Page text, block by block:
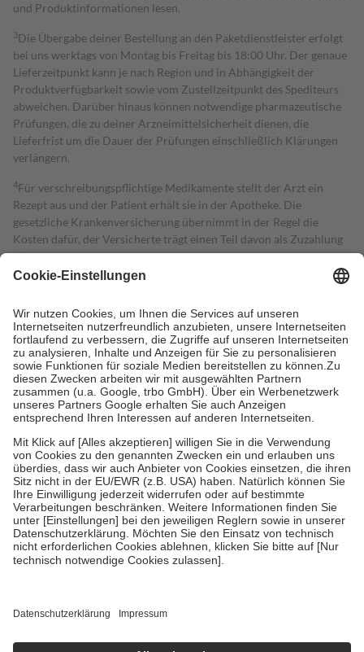
und Produktinformationen lesen.
3Die Übergabe deiner Bestellung an den Paketdienstleister erfolgt
bei uns werktags von Montag bis Freitag bis 18:00 Uhr. Der genaue
Lieferzeitpunkt kann je nach Region und in Abhängigkeit der
Produktverfügbarkeit sowie vom Zustellzeitpunkt des Spediteurs
abweichen. Darüber hinaus können notwendige pharmazeutische
Prüfungen, die zu deiner Arzneimittelsicherheit dienen, die
Lieferfrist um die Dauer der Prüfungen einschließlich Klärungen
verlängern.
4Für verschreibungspflichtige Medikamente stellt der Arzt ein
Rezept aus und der Patient erhält sie in der Apotheke. Die
gesetzliche Krankenversicherung übernimmt in der Regel die
Kosten dafür, der Versicherte trägt einen Teil davon als Zuzahlung
mit.
Grundsätzlich leisten Mitglieder Zuzahlungen in Höhe von zehn
höchstens zehn Euro.
Es sind jedoch nie mehr als die tatsächlichen
Kosten der Leistung zu entrichten.
Diese Regeln gelten grundsätzlich auch für Online-Apotheken.
Bei Heilmitteln und häuslicher Krankenpflege beträgt die
Zuzahlung zehn Prozent der Kosten sowie zehn Euro je
Verordnung.
Um das Engagement der Versicherten für ihre eigene Gesundheit zu
stärken und die besondere Stellung der Familie zu unterstützen,
fallenkeine Zuzahlungenan bei:
• Kindern und Jugendlichen bis zum vollendeten 18. Lebensjahr
mit Ausnahme der Fahrkosten
• Untersuchungen zur Vorsorge und Früherkennung, die von der
GKV getragen werden
• empfohlenen Schutzimpfungen
• Harn- und Blutteststreifen
getroffen, um sicherzustellen, dass es sich um echte Bewertungen
https://help.etrusted.com/hc/de/articles/4419944605341